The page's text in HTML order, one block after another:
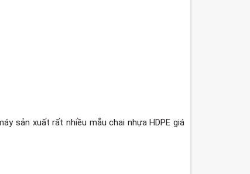
sản xuất rất nhiều mẫu chai nhựa HDPE giá